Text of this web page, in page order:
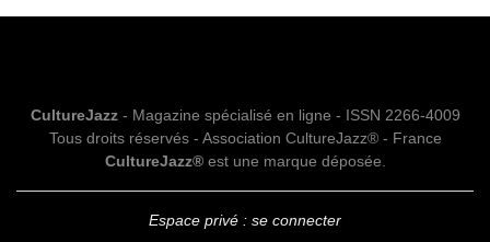
CultureJazz- Magazine spécialisé en ligne - ISSN 2266-4009
Tous droits réservés - Association CultureJazz® - France
CultureJazz®est une marque déposée.
Espace privé : se connecter